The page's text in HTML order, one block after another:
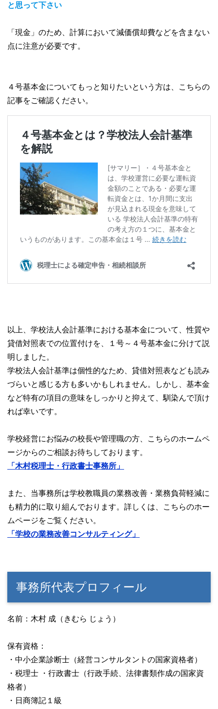
と思って下さい
「現金」のため、計算において減価償却費などを含まない
点に注意が必要です。
４号基本金についてもっと知りたいという方は、こちらの
記事をご確認ください。
以上、学校法人会計基準における基本金について、性質や
貸借対照表での位置付けを、１号～４号基本金に分けて説
明しました。
学校法人会計基準は個性的なため、貸借対照表なども読み
づらいと感じる方も多いかもしれません。しかし、基本金
など特有の項目の意味をしっかりと抑えて、馴染んで頂け
れば幸いです。
学校経営にお悩みの校長や管理職の方、こちらのホームペ
ージからのご相談お待ちしております。
「木村税理士・行政書士事務所」
また、当事務所は学校教職員の業務改善・業務負荷軽減に
も精力的に取り組んでおります。詳しくは、こちらのホー
ムページをご覧ください。
「学校の業務改善コンサルティング」
事務所代表プロフィール
名前：木村 成（きむら じょう）
保有資格：
・中小企業診断士（経営コンサルタントの国家資格者）
・税理士 ・行政書士（行政手続、法律書類作成の国家資
格者）
・日商簿記１級